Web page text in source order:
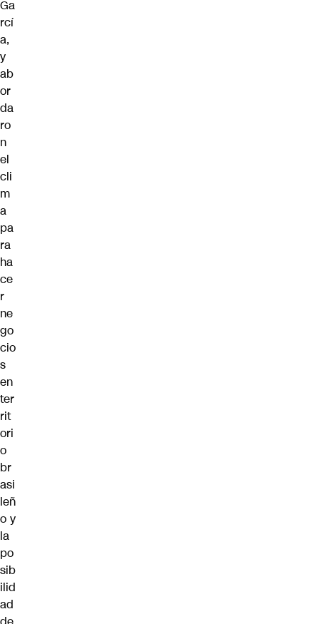
Ga
rcí
a,
y
ab
or
da
ro
n
el
cli
m
a
pa
ra
ha
ce
r
ne
go
cio
s
en
ter
rit
ori
o
br
asi
leñ
o y
la
po
sib
ilid
ad